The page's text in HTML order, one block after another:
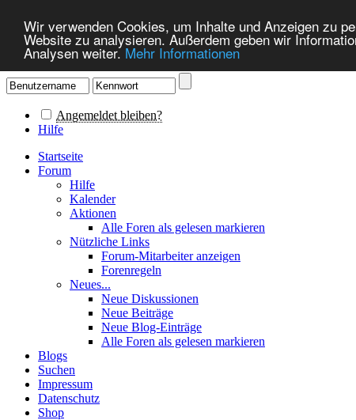
Wir verwenden Cookies, um Inhalte und Anzeigen zu
Website zu analysieren. Außerdem geben wir
Analysen weiter. Mehr Informationen
Angemeldet bleiben?
Hilfe
Startseite
Forum
Hilfe
Kalender
Aktionen
Alle Foren als gelesen markieren
Nützliche Links
Forum-Mitarbeiter anzeigen
Forenregeln
Neues...
Neue Diskussionen
Neue Beiträge
Neue Blog-Einträge
Alle Foren als gelesen markieren
Blogs
Suchen
Impressum
Datenschutz
Shop